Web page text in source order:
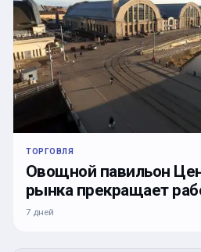
ТОРГОВЛЯ
Овощной павильон
рынка прекращает
7 дней